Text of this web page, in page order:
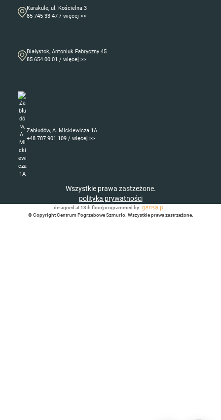
Karakule, ul. Kościelna 3
85 745 33 47 / więcej >>
Białystok, Antoniuk Fabryczny 45
85 654 00 01 / więcej >>
Zabłudów, A. Mickiewicza 1A
+48 787 901 109 / więcej >>
Wszystkie prawa zastzeżone.
polityka prywatności
designed at 13th floorprogrammed by
© Copyright Centrum Pogrzebowe Szmurło. Wszystkie prawa zastrzeżone.